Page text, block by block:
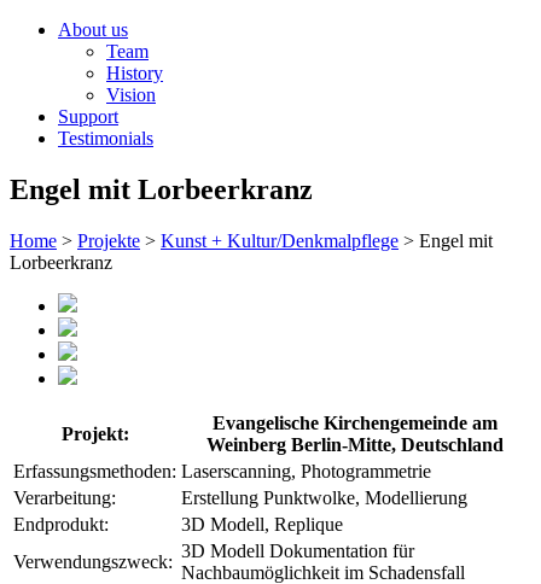
About us
Team
History
Vision
Support
Testimonials
Engel mit Lorbeerkranz
Home > Projekte > Kunst + Kultur/Denkmalpflege > Engel mit
Lorbeerkranz
Projekt:
Evangelische Kirchengemeinde am
Weinberg Berlin-Mitte, Deutschland
Erfassungsmethoden: Laserscanning, Photogrammetrie
Verarbeitung:
Erstellung Punktwolke, Modellierung
Endprodukt:
3D Modell, Replique
Verwendungszweck:
3D Modell Dokumentation für
Nachbaumöglichkeit im Schadensfall